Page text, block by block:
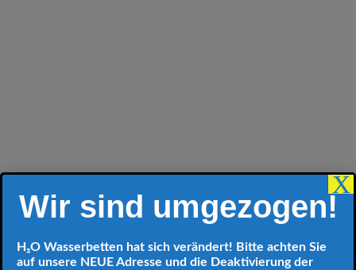
Wir sind umgezogen!
H₂O Wasserbetten hat sich verändert! Bitte achten Sie
auf unsere NEUE Adresse und die Deaktivierung der
X